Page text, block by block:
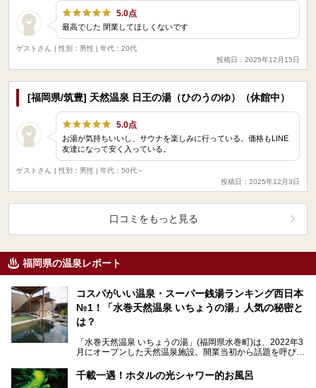
5.0点
最高でした 閉業してほしくないです
ゲストさん
| 性別：男性 | 年代：20代
投稿日：2025年12月15日
[福岡県/筑豊] 天然温泉 日王の湯（ひのうのゆ）（休館中）
5.0点
お湯が気持ちいいし、サウナを楽しみに行っている。価格もLINE
友達になって安く入っている。
ゲストさん
| 性別：男性 | 年代：50代～
投稿日：2025年12月3日
口コミをもっと見る
福岡県の温泉レポート
コスパがいい温泉・スーパー銭湯ランキング西日本
№1！「水巻天然温泉 いちょうの湯」人気の秘密と
は？
「水巻天然温泉 いちょうの湯」(福岡県水巻町)は、2022年3
月にオープンした天然温泉施設。開業当初から話題を呼び、
千載一遇！ホタルの光シャワー的お風呂